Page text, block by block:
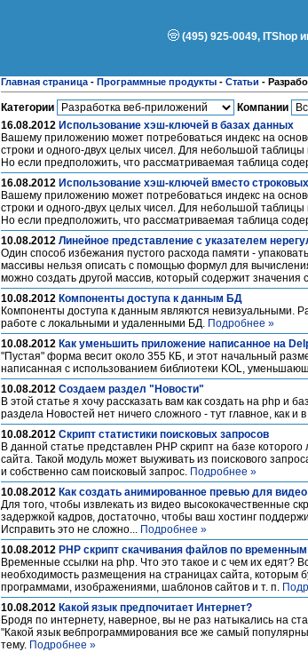
(495) 925-0049, ITShop
Главная страница - Программные продукты - Статьи -
Категории
Компании
16.08.2012 Использование хэш-ключей в базах данных
Вашему приложению может потребоваться индекс на
строки и одного-двух целых чисел. Для небольшой
Но если предположить, что рассматриваемая таблица
16.08.2012 Использование хэш-ключей вместо
Вашему приложению может потребоваться индекс на
строки и одного-двух целых чисел. Для небольшой
Но если предположить, что рассматриваемая таблица
10.08.2012 Линейное представление с указателем
Один способ избежания пустого расхода памяти -
массивы нельзя описать с помощью формул для
можно создать другой массив, который содержит
10.08.2012 Компоненты доступа к данным БД
Компоненты доступа к данным являются невизуальными.
работе с локальными и удаленными БД. Подробнее »
10.08.2012 Как уменьшить приложение написанное на
"Пустая" форма весит около 355 КБ, и этот начальный
написанная с использованием библиотеки KOL,
10.08.2012 Создаем раздел "Новости"
В этой статье я хочу рассказать вам как создать на php и
раздела Новостей нет ничего сложного - тут главное, как и
10.08.2012 Cкрипт статистики поисковых запросов
В данной статье представлен PHP скрипт на базе
сайта. Такой модуль может выуживать из поискового
и собственно сам поисковый запрос. Подробнее »
10.08.2012 Как создать анимированное превью для
Для того, чтобы извлекать из видео высококачественные
задержкой кадров, достаточно, чтобы ваш хостинг
Исправить это не сложно... Подробнее »
10.08.2012 PHP скрипт скачивания файлов по
Временные ссылки на php. Что это такое и с чем их едят?
необходимость размещения на страницах сайта, которым
программами, изображениями, шаблонов сайтов и т. п.
10.08.2012 Какой язык предпочитает Интернет?
Бродя по интернету, наверное, вы не раз натыкались на
"Какой язык вебпрограммирования все же самый
тему. Подробнее »